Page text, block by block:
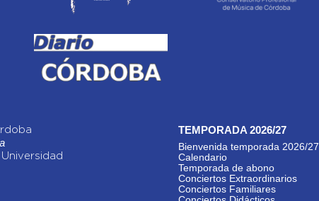
TEMPORADA 2026/27
Bienvenida temporada 2026/27
Calendario
Temporada de abono
Conciertos Extraordinarios
Conciertos Familiares